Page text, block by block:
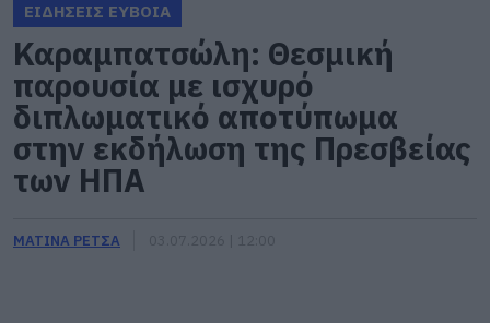
ΕΙΔΗΣΕΙΣ ΕΥΒΟΙΑ
Καραμπατσώλη: Θεσμική
παρουσία με ισχυρό
διπλωματικό αποτύπωμα
στην εκδήλωση της Πρεσβείας
των ΗΠΑ
ΜΑΤΙΝΑ ΡΕΤΣΑ